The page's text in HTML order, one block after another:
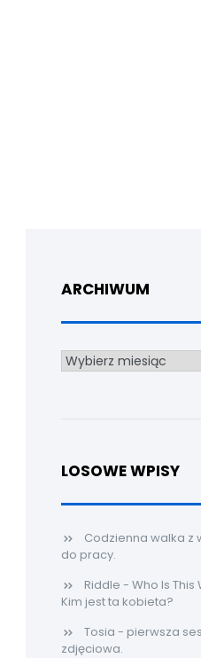
ARCHIWUM
Archiwum
LOSOWE WPISY
Codzienna walka z
do pracy.
Riddle - Who Is
Kim jest ta kobieta?
Tosia - pierwsza
zdjęciowa.